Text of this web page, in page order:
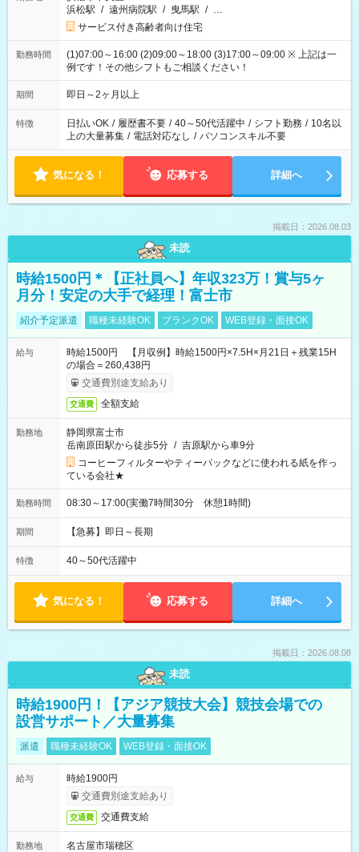
浜松駅 / 遠州病院駅 / 曳馬駅 / …
サービス付き高齢者向け住宅
勤務時間
(1)07:00～16:00 (2)09:00～18:00 (3)17:00～09:00 ※ 上記は一
例です！その他シフトもご相談ください！
期間 即日～2ヶ月以上
特徴 日払いOK / 履歴書不要 / 40～50代活躍中 / シフト勤務 / 10名以
上の大量募集 / 電話対応なし / パソコンスキル不要
気になる！ 応募する 詳細へ
掲載日：2026.08.03
未読
時給1500円＊【正社員へ】年収323万！賞与5ヶ
月分！安定の大手で経理！富士市
紹介予定派遣 職種未経験OK ブランクOK WEB登録・面接OK
給与
時給1500円 【月収例】時給1500円×7.5H×月21日＋残業15H
の場合＝260,438円
交通費別途支給あり
交通費 全額支給
勤務地
静岡県富士市
岳南原田駅から徒歩5分 / 吉原駅から車9分
コーヒーフィルターやティーパックなどに使われる紙を作っ
ている会社★
勤務時間 08:30～17:00(実働7時間30分 休憩1時間)
期間 【急募】即日～長期
特徴 40～50代活躍中
気になる！ 応募する 詳細へ
掲載日：2026.08.08
未読
時給1900円！【アジア競技大会】競技会場での
設営サポート／大量募集
派遣 職種未経験OK WEB登録・面接OK
給与
時給1900円
交通費別途支給あり
交通費 交通費支給
勤務地
名古屋市瑞穂区